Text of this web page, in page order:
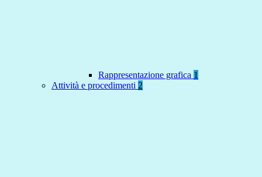
Rappresentazione grafica 1
Attività e procedimenti 2